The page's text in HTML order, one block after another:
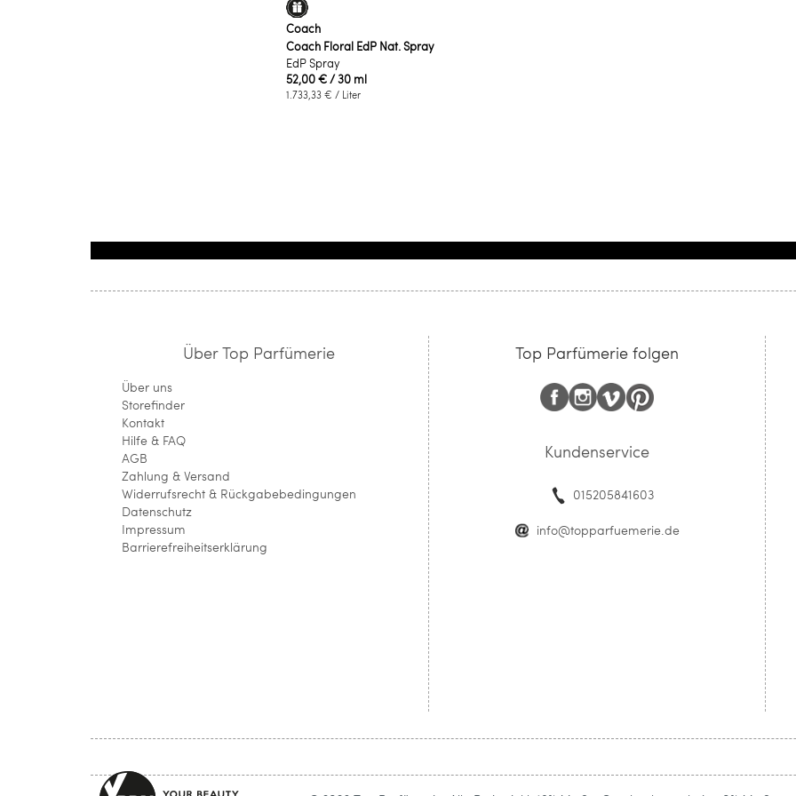
Coach
Coach Floral EdP Nat. Spray
EdP Spray
52,00 €/ 30 ml
1.733,33 € / Liter
Über Top Parfümerie
Über uns
Storefinder
Kontakt
Hilfe & FAQ
AGB
Zahlung & Versand
Widerrufsrecht & Rückgabebedingungen
Datenschutz
Impressum
Barrierefreiheitserklärung
Top Parfümerie folgen
Kundenservice
015205841603
info@topparfuemerie.de